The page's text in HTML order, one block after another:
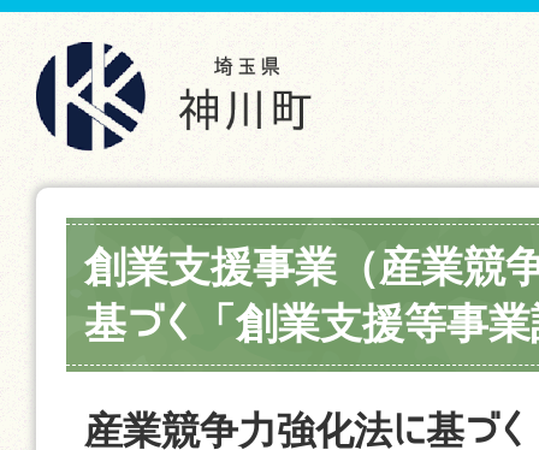
創業支援事業（産業競
基づく「創業支援等事
産業競争力強化法に基づ